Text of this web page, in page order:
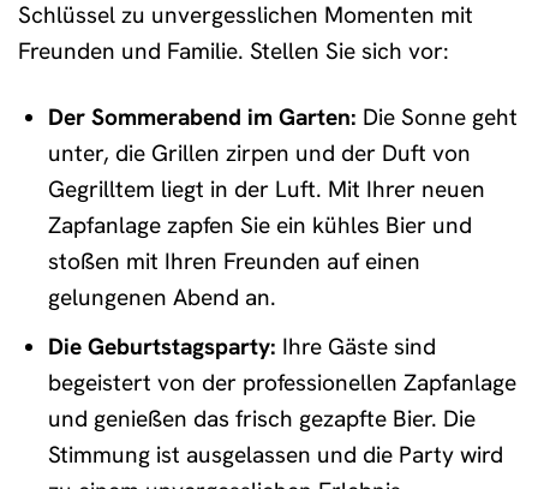
Schlüssel zu unvergesslichen Momenten mit
Freunden und Familie. Stellen Sie sich vor:
Der Sommerabend im Garten: Die Sonne geht
unter, die Grillen zirpen und der Duft von
Gegrilltem liegt in der Luft. Mit Ihrer neuen
Zapfanlage zapfen Sie ein kühles Bier und
stoßen mit Ihren Freunden auf einen
gelungenen Abend an.
Die Geburtstagsparty: Ihre Gäste sind
begeistert von der professionellen Zapfanlage
und genießen das frisch gezapfte Bier. Die
Stimmung ist ausgelassen und die Party wird